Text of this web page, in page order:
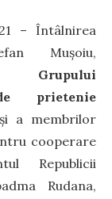
– Întâlnirea
Mușoiu,
Grupului
prietenie
a membrilor
cooperare
Republicii
Rudana,